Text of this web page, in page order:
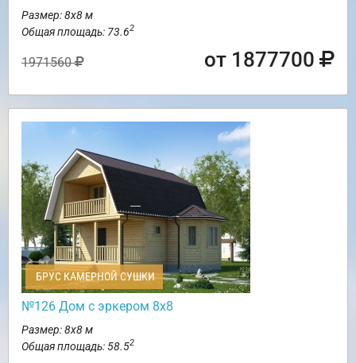
Размер: 8х8 м
Общая площадь: 73.62
1971560 от 1877700
БРУС КАМЕРНОЙ СУШКИ
№126 Дом с эркером 8х8
Размер: 8х8 м
Общая площадь: 58.52